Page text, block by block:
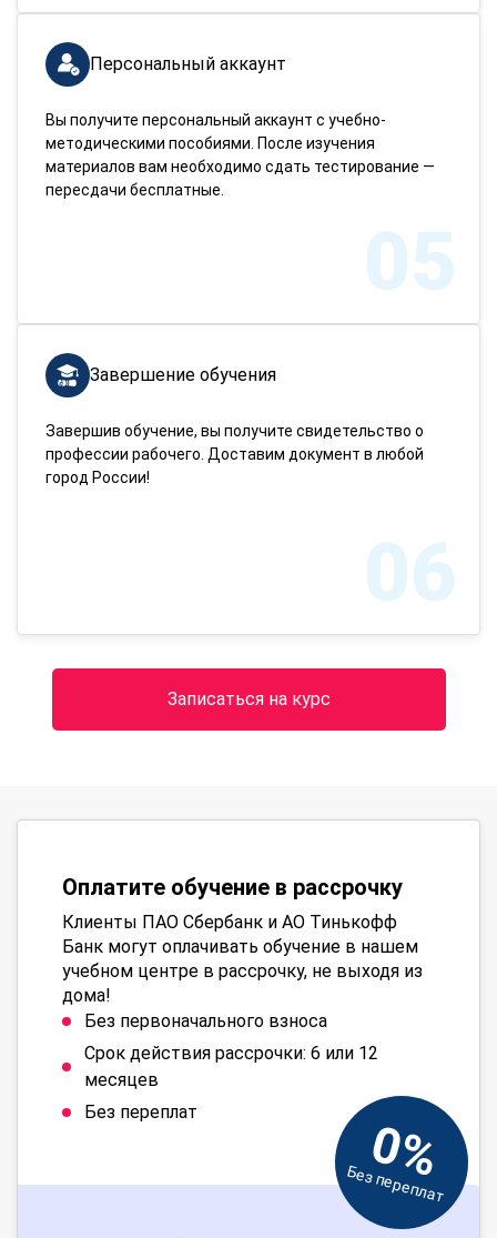
Персональный аккаунт
Вы получите персональный аккаунт с учебно-
методическими пособиями. После изучения
материалов вам необходимо сдать тестирование —
пересдачи бесплатные.
05
Завершение обучения
Завершив обучение, вы получите свидетельство о
профессии рабочего. Доставим документ в любой
город России!
06
Записаться на курс
Оплатите обучение в рассрочку
Клиенты ПАО Сбербанк и АО Тинькофф
Банк могут оплачивать обучение в нашем
учебном центре в рассрочку, не выходя из
дома!
Без первоначального взноса
Срок действия рассрочки: 6 или 12
месяцев
Без переплат
0%
Без переплат